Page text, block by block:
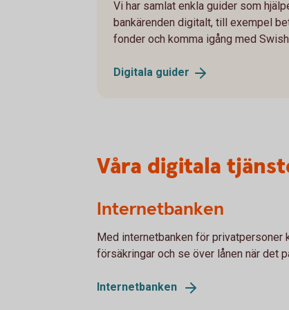
Vi har samlat enkla guider som
bankärenden digitalt, till exempel
fonder och komma igång med
Digitala guider
Våra digitala
Internetbanken
Med internetbanken för privatpersoner
försäkringar och se över lånen när det
Internetbanken